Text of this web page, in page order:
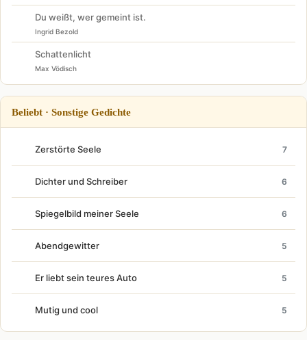
Du weißt, wer gemeint ist.
Ingrid Bezold
Schattenlicht
Max Vödisch
Beliebt · Sonstige Gedichte
Zerstörte Seele 7
Dichter und Schreiber 6
Spiegelbild meiner Seele 6
Abendgewitter 5
Er liebt sein teures Auto 5
Mutig und cool 5